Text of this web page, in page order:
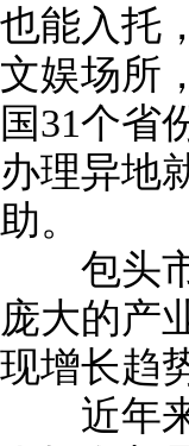
也能入托
文娱场所
国31个省
办理异地
助。
包头市
庞大的产
现增长趋
近年来